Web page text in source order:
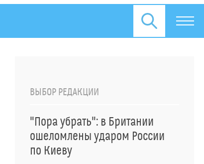
ВЫБОР РЕДАКЦИИ
"Пора убрать": в Британии
ошеломлены ударом России
по Киеву